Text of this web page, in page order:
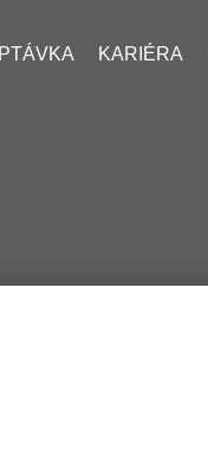
KARIÉRA